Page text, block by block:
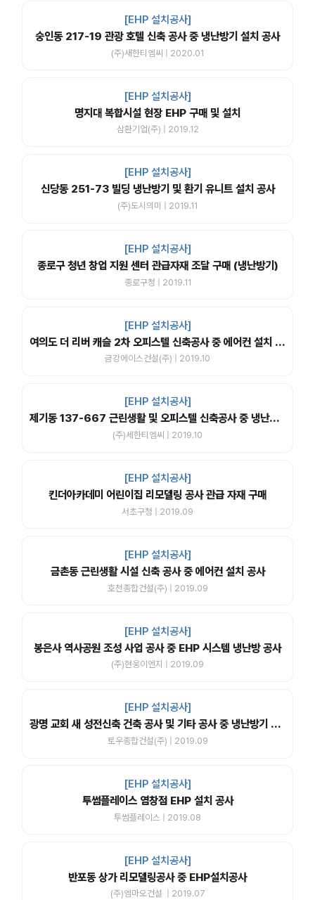
[EHP 설치공사]
숭인동 217-19 관광 호텔 신축 공사 중 냉난방기 설치 공사
(주)새한티엠씨 | 2020.01
[EHP 설치공사]
명지대 복합시설 현장 EHP 구매 및 설치
삼환기업(주) | 2019.12
[EHP 설치공사]
신당동 251-73 빌딩 냉난방기 및 환기 유니트 설치 공사
(주)도시의미 | 2019.11
[EHP 설치공사]
종로구 청년 창업 지원 센터 관급자재 조달 구매 (냉난방기)
종로구청 | 2019.11
[EHP 설치공사]
여의도 더 리버 캐슬 2차 오피스텔 신축공사 중 에어컨 설치 공사
금강에이스건설(주) | 2019.10
[EHP 설치공사]
제기동 137-667 근린생활 및 오피스텔 신축공사 중 냉난방기 공사
(주)세한티엠씨 | 2019.10
[EHP 설치공사]
킨더아카데미 어린이집 리모델링 공사 관급 자재 구매
서초구청 | 2019.09
[EHP 설치공사]
금촌동 근린생활 시설 신축 공사 중 에어컨 설치 공사
호천종합건설(주) | 2019.09
[EHP 설치공사]
봉은사 역사공원 조성 사업 공사 중 EHP 시스템 냉난방 공사
(주)현웅이엔지 | 2019.09
[EHP 설치공사]
광명 교회 새 성전신축 건축 공사 및 기타 공사 중 냉난방기 공사
토우종합건설(주) | 2019.09
[EHP 설치공사]
투썸플레이스 염창점 EHP 설치 공사
투썸플레이스 | 2019.08
[EHP 설치공사]
반포동 상가 리모델링공사 중 EHP설치공사
(주)엠마오건설 | 2019.07